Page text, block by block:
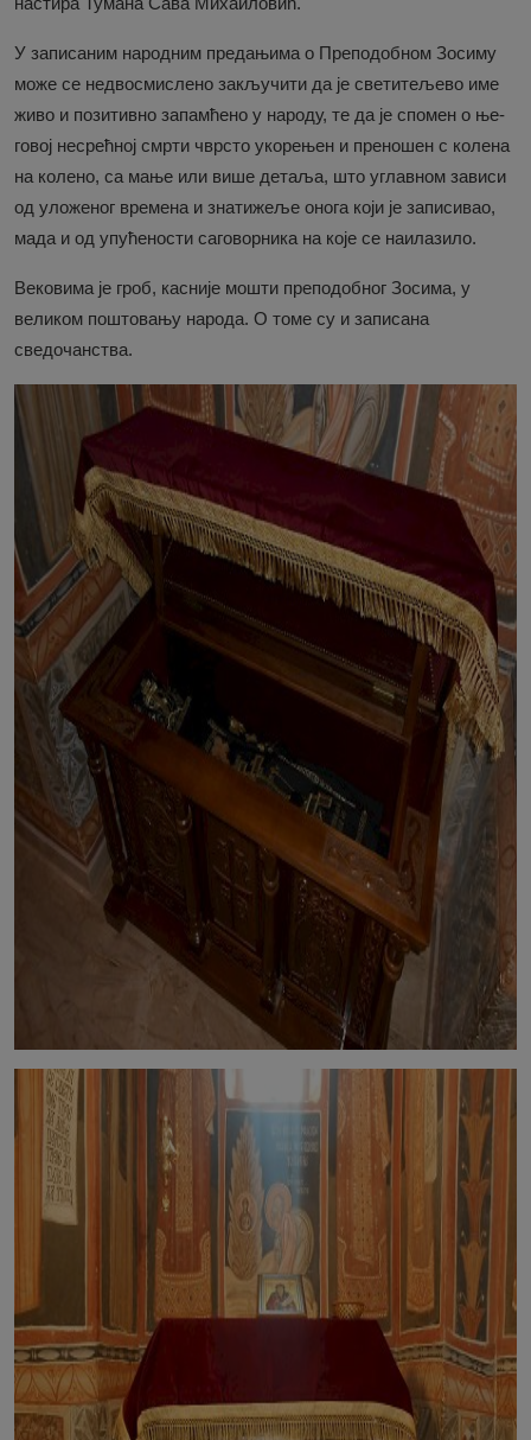
У за­пи­са­ним на­род­ним пре­да­њи­ма о Пре­по­доб­ном Зо­си­му
мо­же се не­дво­сми­сле­но за­кљу­чи­ти да је све­ти­те­ље­во име
жи­во и по­зи­тив­но за­пам­ће­но у на­ро­ду, те да је спо­мен о ње­
го­вој не­срећ­ној смр­ти чвр­сто уко­ре­њен и пре­но­шен с ко­ле­на
на ко­ле­но, са ма­ње или ви­ше де­та­ља, што углав­ном за­ви­си
од уло­же­ног вре­ме­на и зна­ти­же­ље оно­га ко­ји је за­пи­си­вао,
ма­да и од упу­ће­но­сти са­го­вор­ни­ка на ко­је се на­и­ла­зи­ло.
Вековима је гроб, касније мошти преподобног Зосима, у
великом поштовању народа. О томе су и записана
сведочанства.